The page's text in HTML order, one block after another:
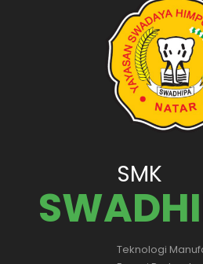
SMK
Teknologi